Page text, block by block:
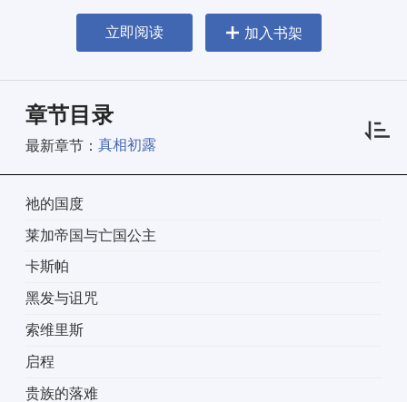
立即阅读 加入书架
章节目录
最新章节： 真相初露
祂的国度
莱加帝国与亡国公主
卡斯帕
黑发与诅咒
索维里斯
启程
贵族的落难